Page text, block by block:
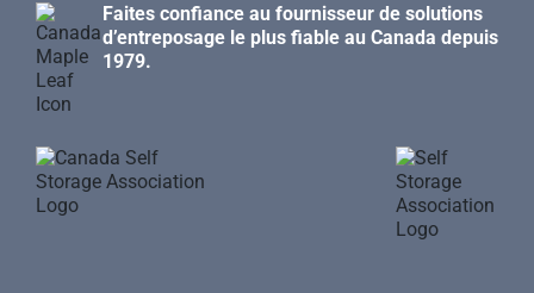
Faites confiance au fournisseur de solutions
d’entreposage le plus fiable au Canada depuis
1979.